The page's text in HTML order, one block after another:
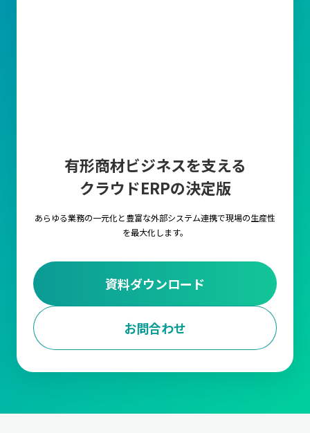
有形商材ビジネスを支える
クラウドERPの決定版
あらゆる業務の一元化と豊富な外部システム連携で現場の生産性
を最大化します。
資料ダウンロード
お問合わせ